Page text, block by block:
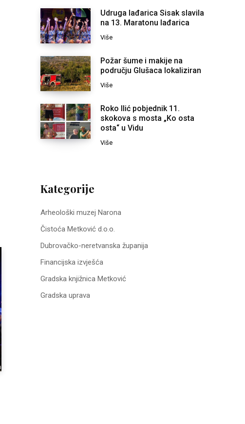
Udruga lađarica Sisak slavila
na 13. Maratonu lađarica
Više
Požar šume i makije na
području Glušaca lokaliziran
Više
Roko Ilić pobjednik 11.
skokova s mosta „Ko osta
osta“ u Vidu
Više
Kategorije
Arheološki muzej Narona
Čistoća Metković d.o.o.
Dubrovačko-neretvanska županija
Financijska izvješća
Gradska knjižnica Metković
Gradska uprava